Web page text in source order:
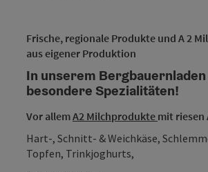
Frische, regionale Produkte und A 2
aus eigener Produktion
In unserem
besondere Spezialitäten!
Vor allemA2 Milchprodukte mit riesen
Hart-, Schnitt- & Weichkäse,
Topfen, Trinkjoghurts,